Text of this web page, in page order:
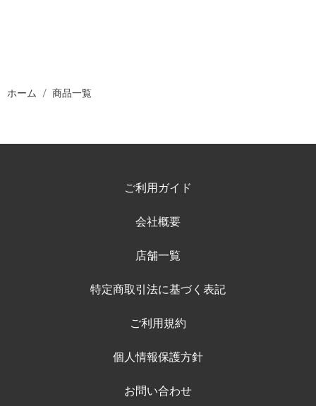
ホーム 商品一覧
ご利用ガイド
会社概要
店舗一覧
特定商取引法に基づく表記
ご利用規約
個人情報保護方針
お問い合わせ